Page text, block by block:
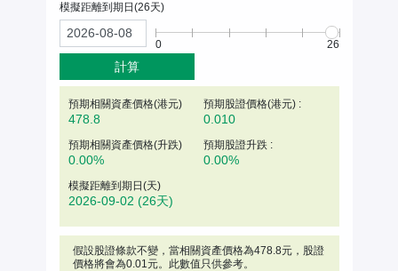
模擬距離到期日(26天)
0 26
計算
預期相關資產價格(港元)
478.8
預期股證價格(港元) :
0.010
預期相關資產價格(升跌)
0.00%
預期股證升跌 :
0.00%
模擬距離到期日(天)
2026-09-02 (26天)
假設股證條款不變，當相關資產價格為478.8元，股證
價格將會為0.01元。此數值只供參考。